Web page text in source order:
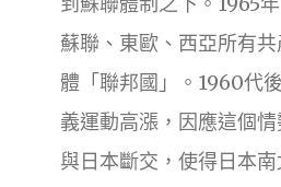
蘇聯、東歐、西亞所有
體「聯邦國」。1960代
義運動高漲，因應這個
與日本斷交，使得日本